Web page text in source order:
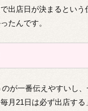
出店日が決まるとい
たんです。
が一番伝えやすいし
月21日は必ず出店する